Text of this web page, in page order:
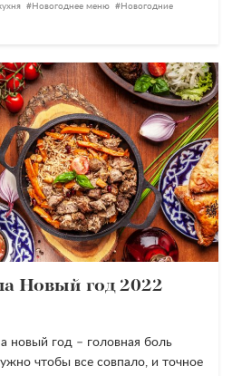
Новогоднее меню
Новогодние
Новый год 2022
новый год – головная боль
чтобы все совпало, и точное